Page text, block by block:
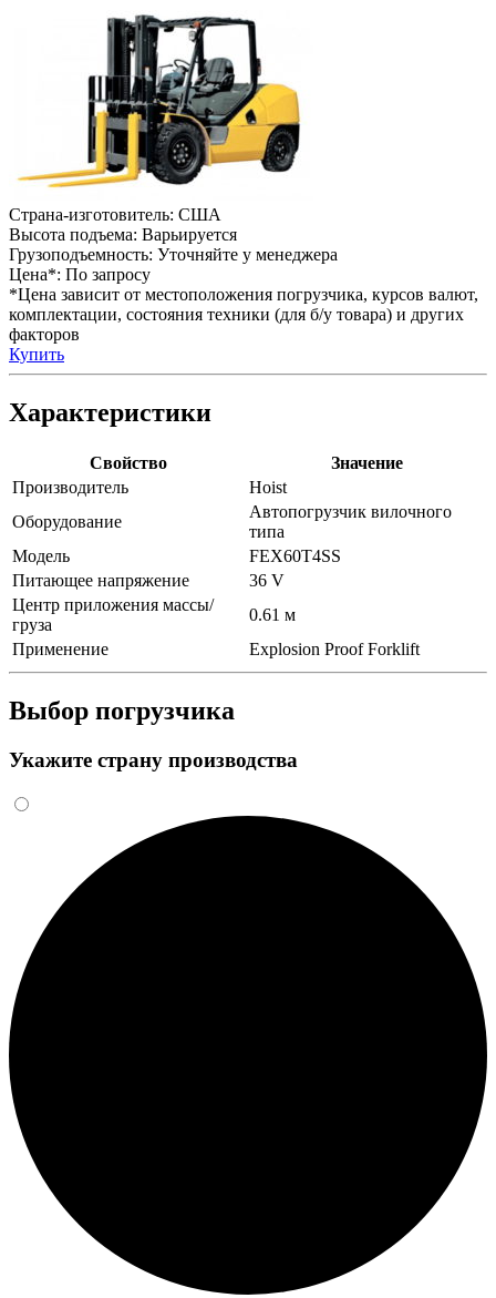
Страна-изготовитель: США
Высота подъема: Варьируется
Грузоподъемность: Уточняйте у менеджера
Цена*: По запросу
*Цена зависит от местоположения погрузчика, курсов валют,
комплектации, состояния техники (для б/у товара) и других
факторов
Купить
Характеристики
Свойство
Значение
Производитель
Hoist
Оборудование
Автопогрузчик вилочного
типа
Модель
FEX60T4SS
Питающее напряжение
36 V
Центр приложения массы/
груза
0.61 м
Применение
Explosion Proof Forklift
Выбор погрузчика
Укажите страну производства